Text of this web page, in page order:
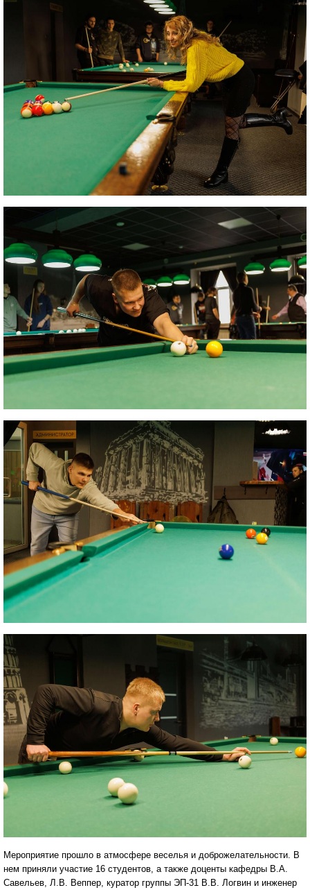
Мероприятие прошло в атмосфере веселья и доброжелательности. В
нем приняли участие 16 студентов, а также доценты кафедры В.А.
Савельев, Л.В. Веппер, куратор группы ЭП-31 В.В. Логвин и инженер